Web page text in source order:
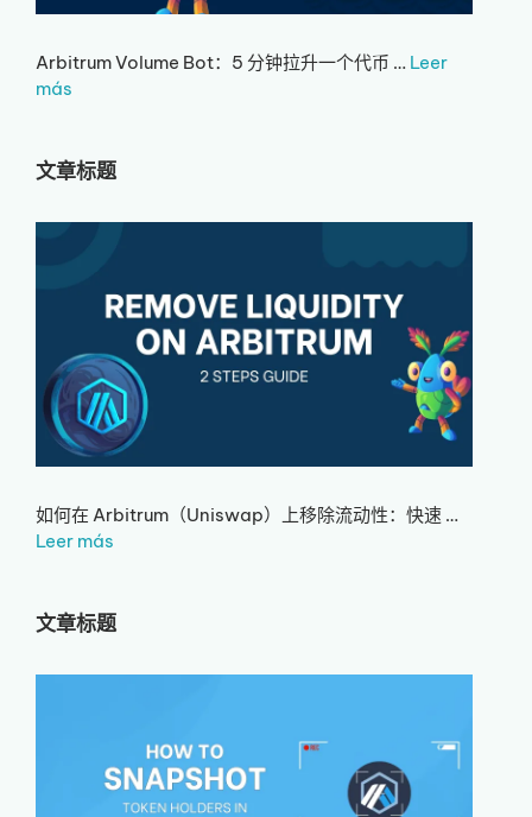
Arbitrum Volume Bot：5 分钟拉升一个代币 … Leer
más
文章标题
如何在 Arbitrum（Uniswap）上移除流动性：快速 …
Leer más
文章标题